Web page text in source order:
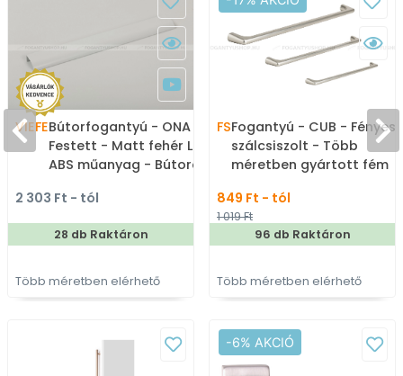
VIEFEBútorfogantyú - ONA 19 7
Festett - Matt fehér LM1 -
ABS műanyag - Bútorajtó
fém fogantyú
2 303 Ft - tól
28 db Raktáron
Több méretben elérhető
FSFogantyú - CUB - Fényes
szálcsiszolt - Több
méretben gyártott fém
849 Ft - tól
1 019 Ft
96 db Raktáron
Több méretben elérhető
-6% AKCIÓ